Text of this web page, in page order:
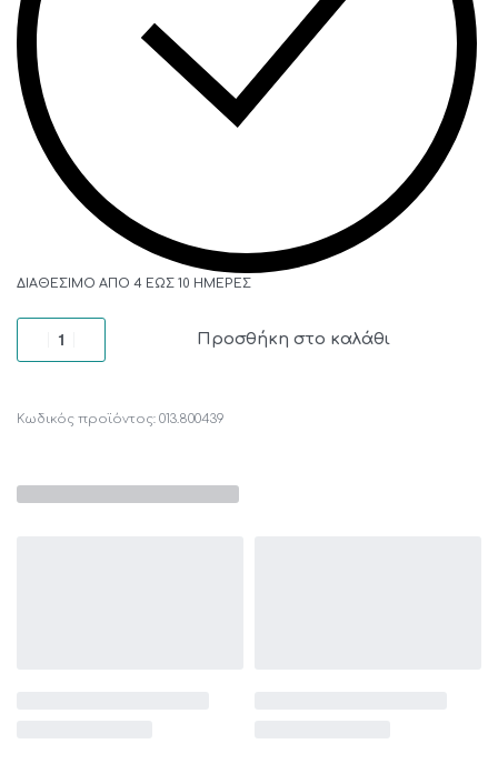
ΔΙΑΘΈΣΙΜΟ ΑΠΌ 4 ΈΩΣ 10 ΗΜΈΡΕΣ
Προσθήκη στο καλάθι
013.800439